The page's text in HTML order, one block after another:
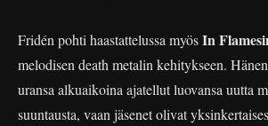
Fridén pohti haastattelussa myösIn
melodisen death metalin kehitykseen.
uransa alkuaikoina ajatellut luovansa uutta
suuntausta, vaan jäsenet olivat